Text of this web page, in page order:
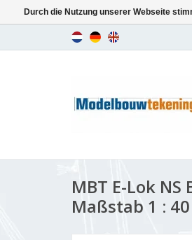
MBT E-Lok
Maßstab 1 :
Durch die Nutzung unserer Webseite